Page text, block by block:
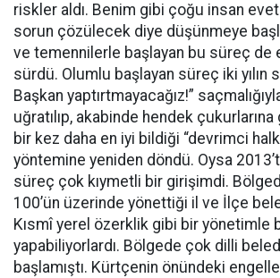
riskler aldı. Benim gibi çoğu insan
sorun çözülecek diye düşünmeye
ve temennilerle başlayan bu süreç de
sürdü. Olumlu başlayan süreç iki yılın
Başkan yaptırtmayacağız!”
uğratılıp, akabinde hendek
bir kez daha en iyi bildiği “devrimci
yöntemine yeniden döndü. Oysa
süreç çok kıymetli bir girişimdi.
100’ün üzerinde yönettiği il ve İlçe
Kısmî yerel özerklik gibi bir yönetimle
yapabiliyorlardı. Bölgede çok dilli
başlamıştı. Kürtçenin önündeki